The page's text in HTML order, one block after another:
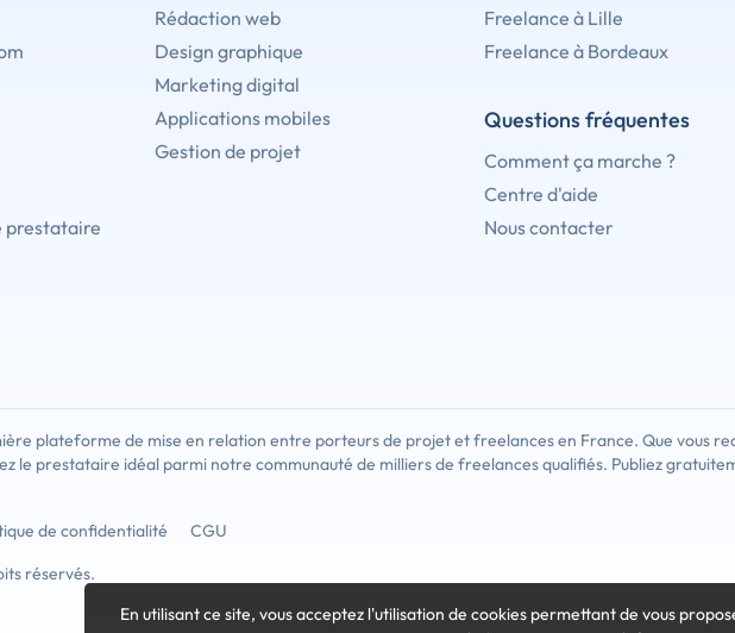
prestataire
Rédaction web
Design graphique
Marketing digital
Applications mobiles
Gestion de projet
Freelance à Lille
Freelance à Bordeaux
Questions fréquentes
Comment ça marche ?
Centre d'aide
Nous contacter
plateforme de mise en relation entre porteurs de projet et freelances en France. Que vous
le prestataire idéal parmi notre communauté de milliers de freelances qualifiés. Publiez
de confidentialité
CGU
réservés.
En utilisant ce site, vous acceptez l'utilisation de cookies permettant de vous